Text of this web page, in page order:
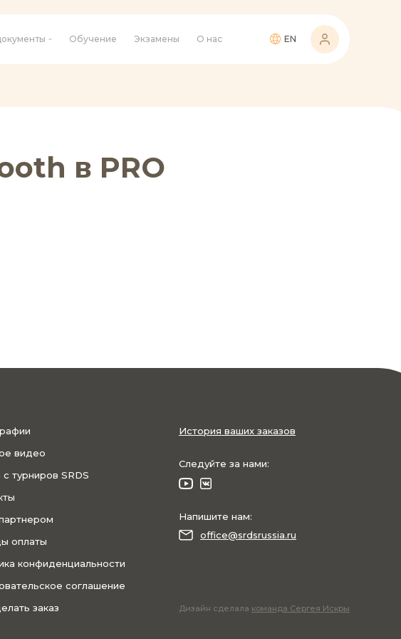
EN
Обучение Экзамены О нас
в PRO
видео
турниров SRDS
оплаты
конфиденциальности
соглашение
заказ
История ваших заказов
Следуйте за нами:
Напишите нам:
office@srdsrussia.ru
Дизайн сделала команда Сергея Искры